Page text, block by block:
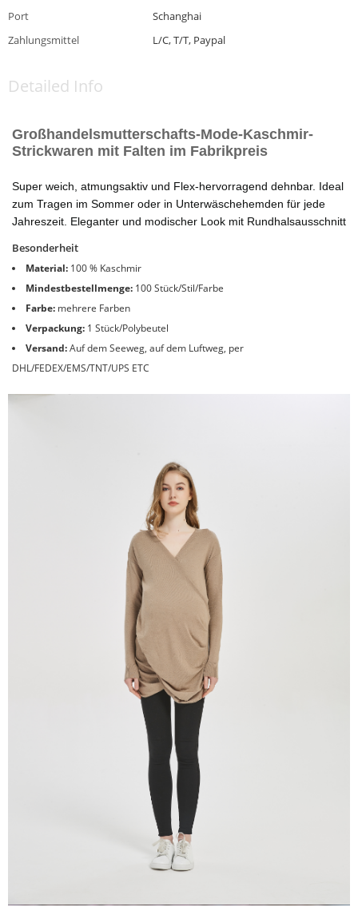
Port
Schanghai
Zahlungsmittel
L/C, T/T, Paypal
Detailed Info
Großhandelsmutterschafts-Mode-Kaschmir-
Strickwaren mit Falten im Fabrikpreis
Super weich, atmungsaktiv und Flex-hervorragend dehnbar. Ideal
zum Tragen im Sommer oder in Unterwäschehemden für jede
Jahreszeit. Eleganter und modischer Look mit Rundhalsausschnitt
Besonderheit
Material: 100 % Kaschmir
Mindestbestellmenge: 100 Stück/Stil/Farbe
Farbe: mehrere Farben
Verpackung: 1 Stück/Polybeutel
Versand:Auf dem Seeweg, auf dem Luftweg, per
DHL/FEDEX/EMS/TNT/UPS ETC